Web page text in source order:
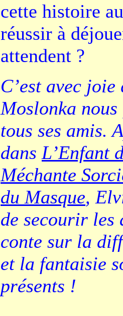
cette histoire
réussir à
attendent ?
C’est avec
Moslonka
tous ses amis.
dans L’Enfant
Méchante
du Masque,
de secourir les
conte sur la
et la fantaisie
présents !